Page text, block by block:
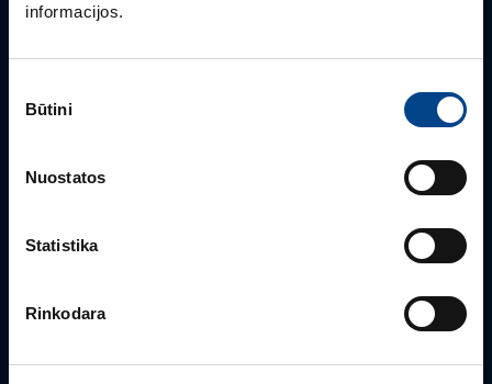
informacijos.
pasirinkimas
Būtini
Nuostatos
Statistika
Rinkodara
PRODUKTO VADOVAS
+370 603 23732